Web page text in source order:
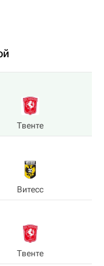
Твенте
Витесс
Твенте